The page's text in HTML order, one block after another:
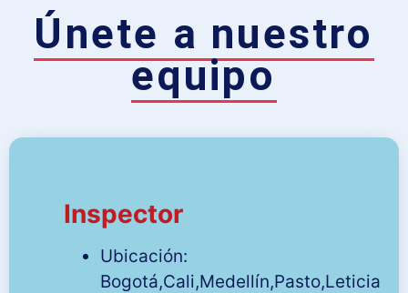
Únete a nuestro
equipo
Inspector
Ubicación:
Bogotá,Cali,Medellín,Pasto,Leticia